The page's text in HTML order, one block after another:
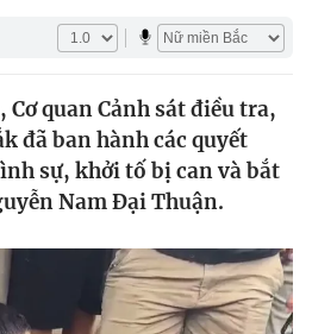
Cơ quan Cảnh sát điều tra,
đã ban hành các quyết
sự, khởi tố bị can và bắt
Nam Đại Thuận.